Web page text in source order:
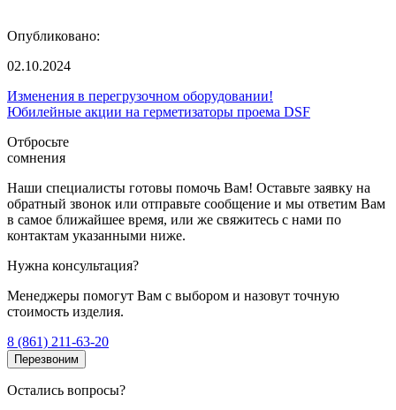
Опубликовано:
02.10.2024
Изменения в перегрузочном оборудовании!
Юбилейные акции на герметизаторы проема DSF
Отбросьте
сомнения
Наши специалисты готовы помочь Вам! Оставьте заявку на
обратный звонок или отправьте сообщение и мы ответим Вам
в самое ближайшее время, или же свяжитесь с нами по
контактам указанными ниже.
Нужна консультация?
Менеджеры помогут Вам с выбором и назовут точную
стоимость изделия.
8 (861) 211-63-20
Перезвоним
Остались вопросы?